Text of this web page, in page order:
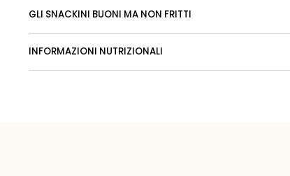
GLI SNACKINI BUONI MA NON FRITTI
INFORMAZIONI NUTRIZIONALI